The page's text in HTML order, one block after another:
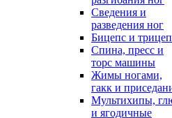
Сведения и
разведения ног
Бицепс и
Спина, пресс и
торс машины
Жимы ногами,
гакк и
Мультихипы,
и ягодичные